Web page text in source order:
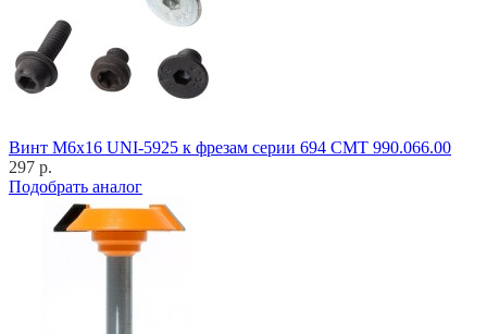
Винт M6x16 UNI-5925 к фрезам серии 694 CMT 990.066.00
297 р.
Подобрать аналог